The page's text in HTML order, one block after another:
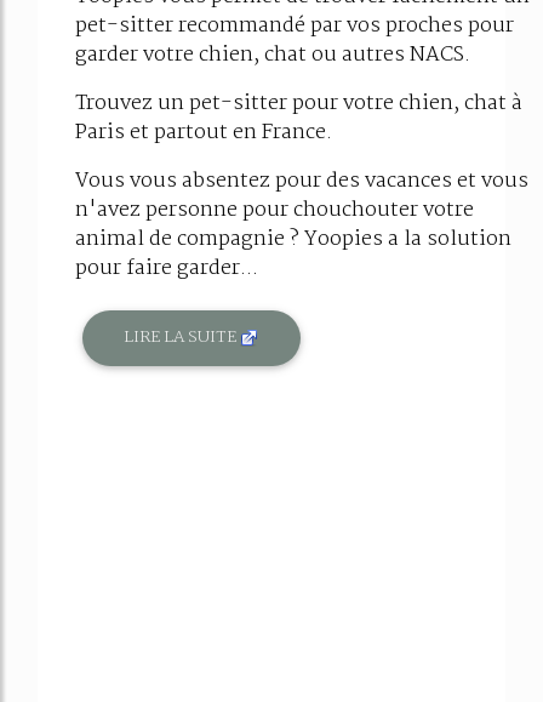
pet-sitter recommandé par vos proches pour
garder votre chien, chat ou autres NACS.
Trouvez un pet-sitter pour votre chien, chat à
Paris et partout en France.
Vous vous absentez pour des vacances et vous
n'avez personne pour chouchouter votre
animal de compagnie ? Yoopies a la solution
pour faire garder...
LIRE LA SUITE